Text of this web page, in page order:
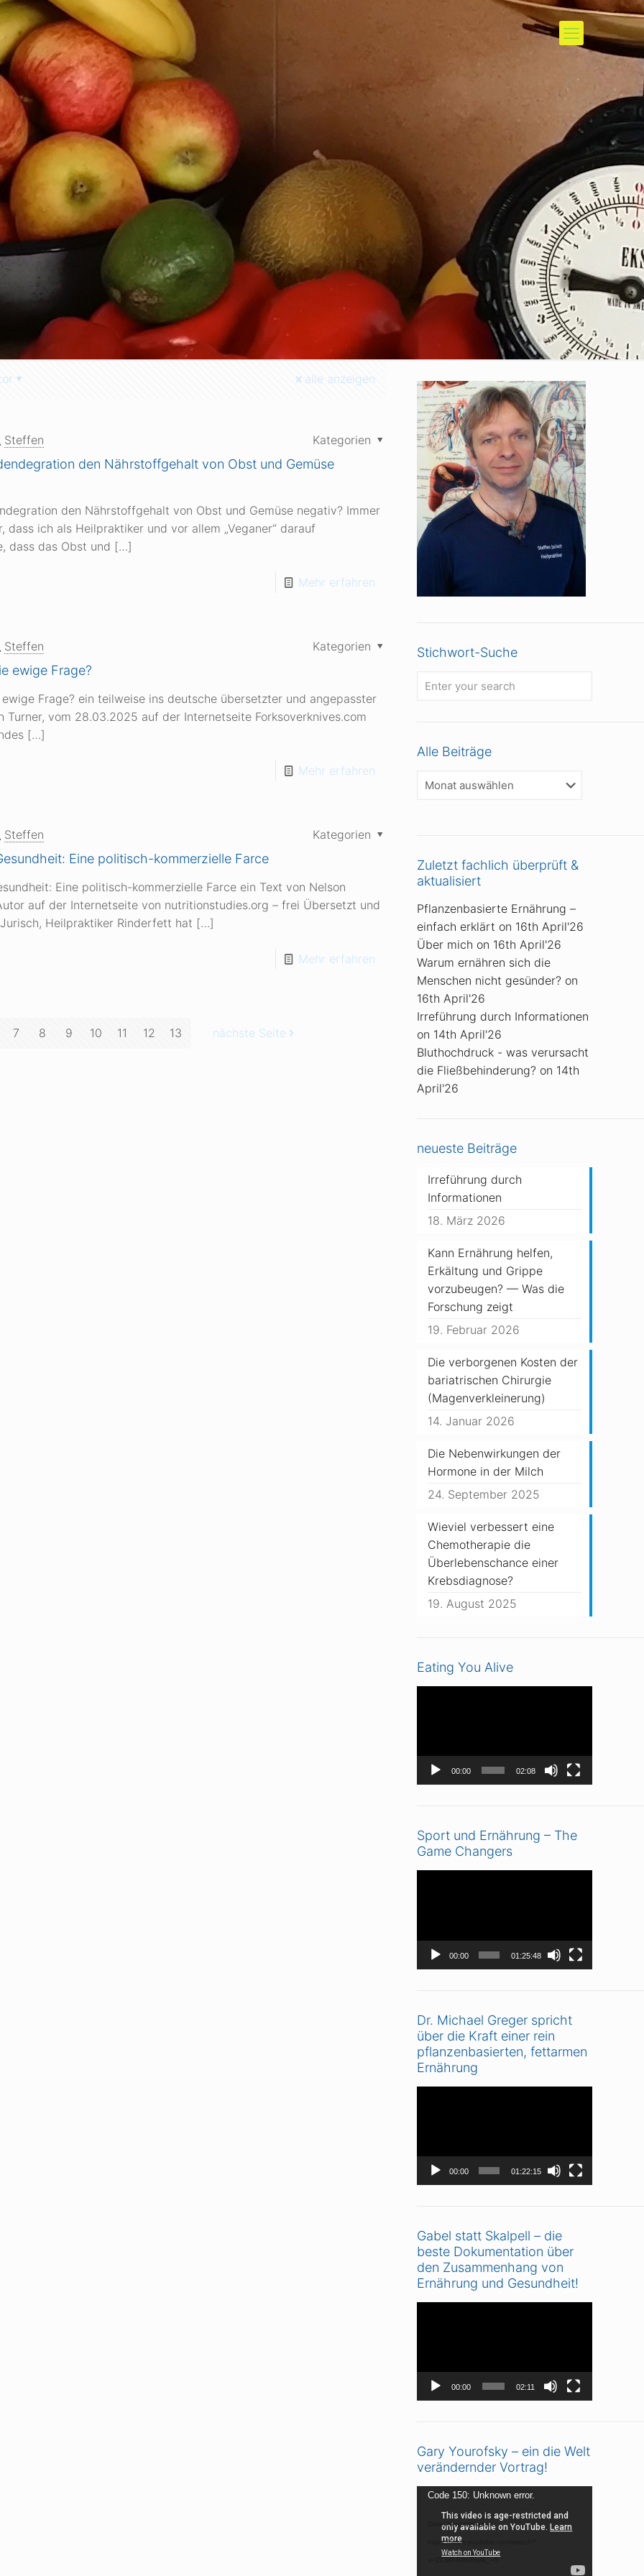
alle anzeigen
Steffen Kategorien
den Nährstoffgehalt von Obst und Gemüse
den Nährstoffgehalt von Obst und Gemüse negativ? Immer
dass ich als Heilpraktiker und vor allem „Veganer“ darauf
dass das Obst und […]
Mehr erfahren
Steffen Kategorien
ewige Frage?
Frage? ein teilweise ins deutsche übersetzter und angepasster
Turner, vom 28.03.2025 auf der Internetseite Forksoverknives.com
[…]
Mehr erfahren
Steffen Kategorien
Eine politisch-kommerzielle Farce
Eine politisch-kommerzielle Farce ein Text von Nelson
auf der Internetseite von nutritionstudies.org – frei Übersetzt und
Heilpraktiker Rinderfett hat […]
Mehr erfahren
7 8 9 10 11 12 13 nächste Seite
Stichwort-Suche
Alle Beiträge
Alle
Zuletzt fachlich überprüft &
aktualisiert
Pflanzenbasierte Ernährung –
einfach erklärt on 16th April'26
Über mich on 16th April'26
Warum ernähren sich die
Menschen nicht gesünder? on
16th April'26
Irreführung durch Informationen
on 14th April'26
Bluthochdruck - was verursacht
die Fließbehinderung? on 14th
April'26
neueste Beiträge
Irreführung durch
Informationen
18. März 2026
Kann Ernährung helfen,
Erkältung und Grippe
vorzubeugen? — Was die
Forschung zeigt
19. Februar 2026
Die verborgenen Kosten der
bariatrischen Chirurgie
(Magenverkleinerung)
14. Januar 2026
Die Nebenwirkungen der
Hormone in der Milch
24. September 2025
Wieviel verbessert eine
Chemotherapie die
Überlebenschance einer
Krebsdiagnose?
19. August 2025
Eating You Alive
00:00 02:08
Sport und Ernährung – The
Game Changers
00:00 01:25:48
Dr. Michael Greger spricht
über die Kraft einer rein
pflanzenbasierten, fettarmen
Ernährung
00:00 01:22:15
Gabel statt Skalpell – die
beste Dokumentation über
den Zusammenhang von
Ernährung und Gesundheit!
00:00 02:11
Gary Yourofsky – ein die Welt
verändernder Vortrag!
Video-
Player
Code 150: Unknown error.
Datei herunterladen:
https://www.youtube.com/watch?